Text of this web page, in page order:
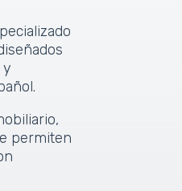
y
permiten